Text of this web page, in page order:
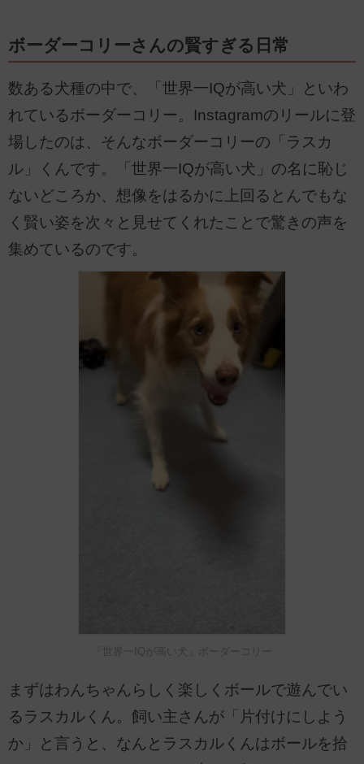
ボーダーコリーさんの賢すぎる日常
数ある犬種の中で、「世界一IQが高い犬」といわ
れているボーダーコリー。Instagramのリールに登
場したのは、そんなボーダーコリーの「ラスカ
ル」くんです。「世界一IQが高い犬」の名に恥じ
ないどころか、想像をはるかに上回るとんでもな
く賢い姿を次々と見せてくれたことで驚きの声を
集めているのです。
「世界一IQが高い犬」ボーダーコリー
まずはわんちゃんらしく楽しくボールで遊んでい
るラスカルくん。飼い主さんが「片付けにしよう
か」と言うと、なんとラスカルくんはボールを拾